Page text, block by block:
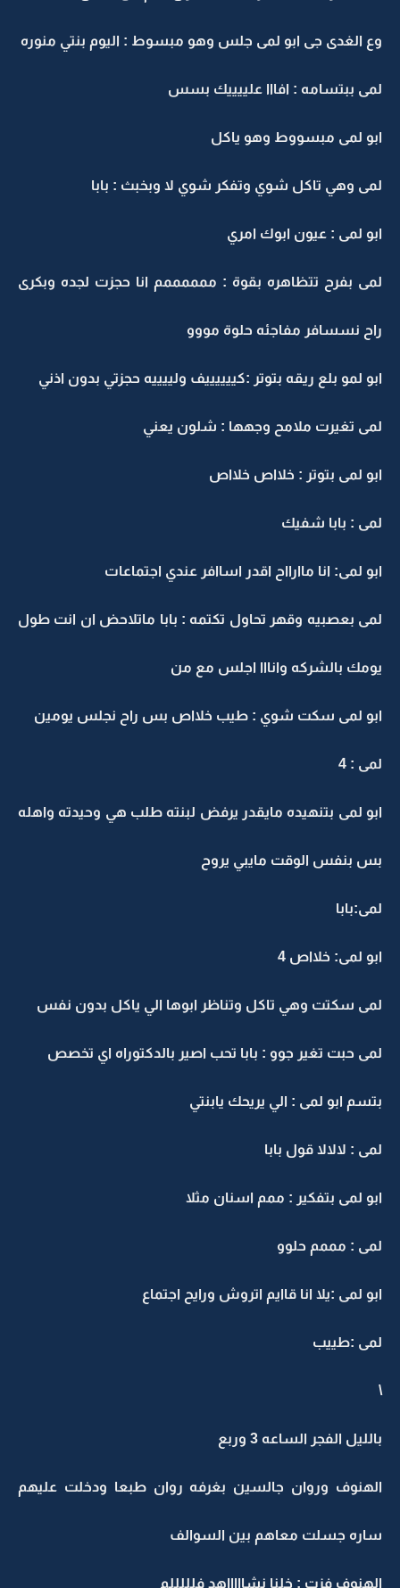
وع الغدى جى ابو لمى جلس وهو مبسوط : اليوم بنتي منوره
لمى ببتسامه : افااا علييييك بسس
ابو لمى مبسووط وهو ياكل
لمى وهي تاكل شوي وتفكر شوي لا وبخبث : بابا
ابو لمى : عيون ابوك امري
لمى بفرح تتظاهره بقوة : ممممممم انا حجزت لجده وبكرى
راح نسسافر مفاجئه حلوة مووو
ابو لمو بلع ريقه بتوتر :كييييييف ولييييه حجزتي بدون اذني
لمى تغيرت ملامح وجهها : شلون يعني
ابو لمى بتوتر : خلااص خلااص
لمى : بابا شفيك
ابو لمى: انا ماارااح اقدر اساافر عندي اجتماعات
لمى بعصبيه وقهر تحاول تكتمه : بابا ماتلاحض ان انت طول
يومك بالشركه وانااا اجلس مع من
ابو لمى سكت شوي : طيب خلااص بس راح نجلس يومين
لمى : 4
ابو لمى بتنهيده مايقدر يرفض لبنته طلب هي وحيدته واهله
بس بنفس الوقت مايبي يروح
لمى:بابا
ابو لمى: خلااص 4
لمى سكتت وهي تاكل وتناظر ابوها الي ياكل بدون نفس
لمى حبت تغير جوو : بابا تحب اصير بالدكتوراه اي تخصص
بتسم ابو لمى : الي يريحك يابنتي
لمى : لالالا قول بابا
ابو لمى بتفكير : ممم اسنان مثلا
لمى : مممم حلوو
ابو لمى :يلا انا قاايم اتروش ورايح اجتماع
لمى :طييب
\
بالليل الفجر الساعه 3 وربع
الهنوف وروان جالسين بغرفه روان طبعا ودخلت عليهم
ساره جسلت معاهم بين السوالف
الهنوف فزت : خلنا نشاااااهد فلللللم